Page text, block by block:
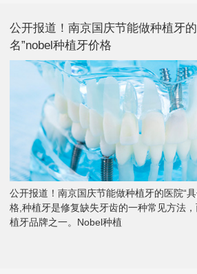
公开报道！南京国庆节能做种植牙
名”nobel种植牙价格
公开报道！南京国庆节能做种植牙的医院“
格,种植牙是修复缺失牙齿的一种常见方法
植牙品牌之一。Nobel种植